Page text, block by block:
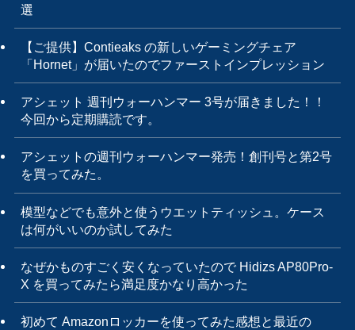
選
【ご提供】Contieaks の新しいゲーミングチェア
「Hornet」が届いたのでファーストインプレッション
アシェット 週刊ウォーハンマー 3号が届きました！！
今回から定期購読です。
アシェットの週刊ウォーハンマー発売！創刊号と第2号
を買ってみた。
模型などでも意外と使うウエットティッシュ。ケース
は何がいいのか試してみた
なぜかものすごく安くなっていたので Hidizs AP80Pro-
X を買ってみたら満足度かなり高かった
初めて Amazonロッカーを使ってみた感想と最近の